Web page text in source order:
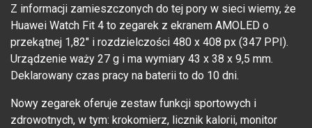
Z informacji zamieszczonych do tej pory w sieci wiemy, że
Huawei Watch Fit 4 to zegarek z ekranem AMOLED o
przekątnej 1,82" i rozdzielczości 480 x 408 px (347 PPI).
Urządzenie waży 27 g i ma wymiary 43 x 38 x 9,5 mm.
Deklarowany czas pracy na baterii to do 10 dni.
Nowy zegarek oferuje zestaw funkcji sportowych i
zdrowotnych, w tym: krokomierz, licznik kalorii, monitor